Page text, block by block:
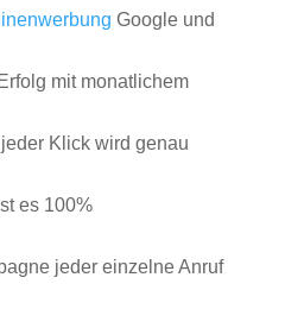
Google und
mit monatlichem
Klick wird genau
es 100%
jeder einzelne Anruf